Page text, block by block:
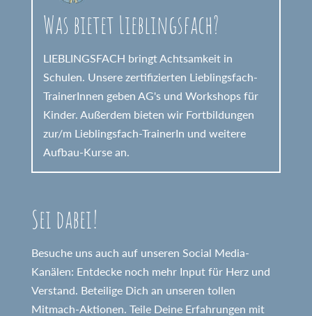
Was bietet Lieblingsfach?
LIEBLINGSFACH bringt Achtsamkeit in
Schulen. Unsere zertifizierten Lieblingsfach-
TrainerInnen geben AG's und Workshops für
Kinder. Außerdem bieten wir Fortbildungen
zur/m Lieblingsfach-TrainerIn und weitere
Aufbau-Kurse an.
Sei dabei!
Besuche uns auch auf unseren Social Media-
Kanälen: Entdecke noch mehr Input für Herz und
Verstand. Beteilige Dich an unseren tollen
Mitmach-Aktionen. Teile Deine Erfahrungen mit